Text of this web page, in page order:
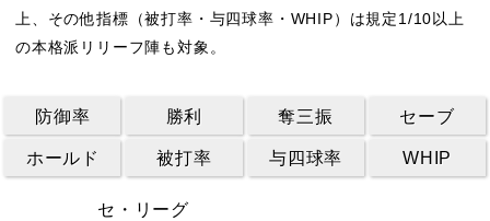
上、その他指標（被打率・与四球率・WHIP）は規定1/10以上
の本格派リリーフ陣も対象。
防御率 勝利 奪三振 セーブ
ホールド 被打率 与四球率 WHIP
セ・リーグ